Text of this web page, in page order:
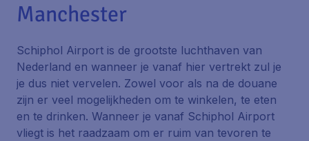
Manchester
Schiphol Airport is de grootste luchthaven van
Nederland en wanneer je vanaf hier vertrekt zul je
je dus niet vervelen. Zowel voor als na de douane
zijn er veel mogelijkheden om te winkelen, te eten
en te drinken. Wanneer je vanaf Schiphol Airport
vliegt is het raadzaam om er ruim van tevoren te